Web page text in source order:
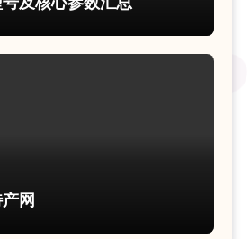
及核心参数汇总
网